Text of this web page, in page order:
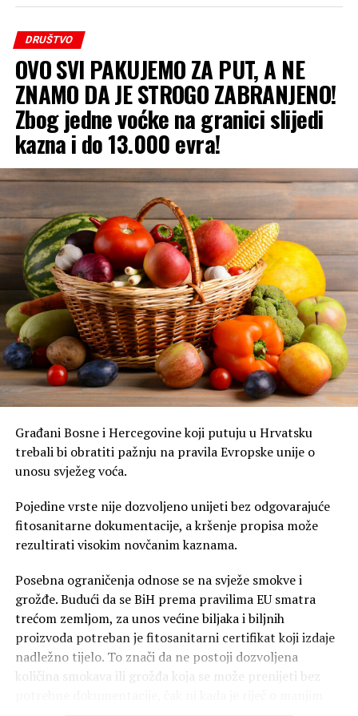
DRUŠTVO
OVO SVI PAKUJEMO ZA PUT, A NE
ZNAMO DA JE STROGO ZABRANJENO!
Zbog jedne voćke na granici slijedi
kazna i do 13.000 evra!
Građani Bosne i Hercegovine koji putuju u Hrvatsku
trebali bi obratiti pažnju na pravila Evropske unije o
unosu svježeg voća.
Pojedine vrste nije dozvoljeno unijeti bez odgovarajuće
fitosanitarne dokumentacije, a kršenje propisa može
rezultirati visokim novčanim kaznama.
Posebna ograničenja odnose se na svježe smokve i
grožđe. Budući da se BiH prema pravilima EU smatra
trećom zemljom, za unos većine biljaka i biljnih
proizvoda potreban je fitosanitarni certifikat koji izdaje
nadležno tijelo. To znači da ne postoji dozvoljena
količina smokava ili grožđa koja se može prenijeti bez